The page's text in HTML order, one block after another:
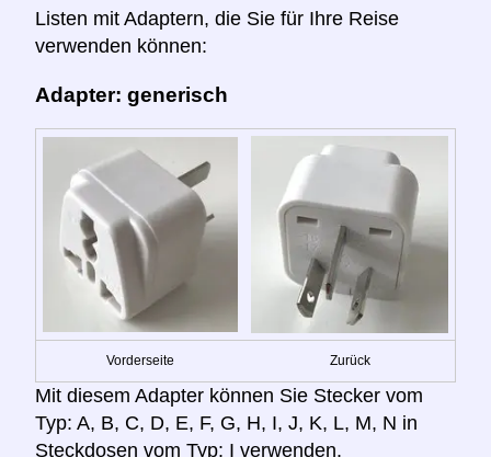
Listen mit Adaptern, die Sie für Ihre Reise
verwenden können:
Adapter: generisch
Vorderseite Zurück
Mit diesem Adapter können Sie Stecker vom
Typ: A, B, C, D, E, F, G, H, I, J, K, L, M, N in
Steckdosen vom Typ: I verwenden.